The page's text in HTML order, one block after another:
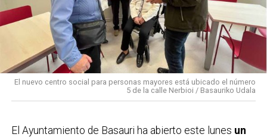
El nuevo centro social para personas mayores está ubicado el número
5 de la calle Nerbioi / Basauriko Udala
El Ayuntamiento de Basauri ha abierto este lunes un